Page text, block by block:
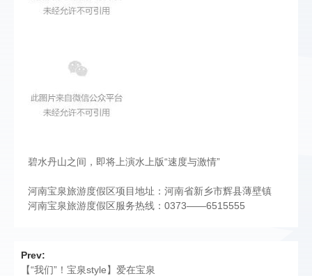
碧水丹山之间，即将上演水上版“速度与激情”
河南宝泉旅游度假区项目地址：河南省新乡市辉县薄壁镇
河南宝泉旅游度假区服务热线：0373——6515555
Prev:
【“我们”！宝泉style】爱在宝泉